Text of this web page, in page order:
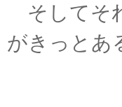
そしてそ
がきっとあ